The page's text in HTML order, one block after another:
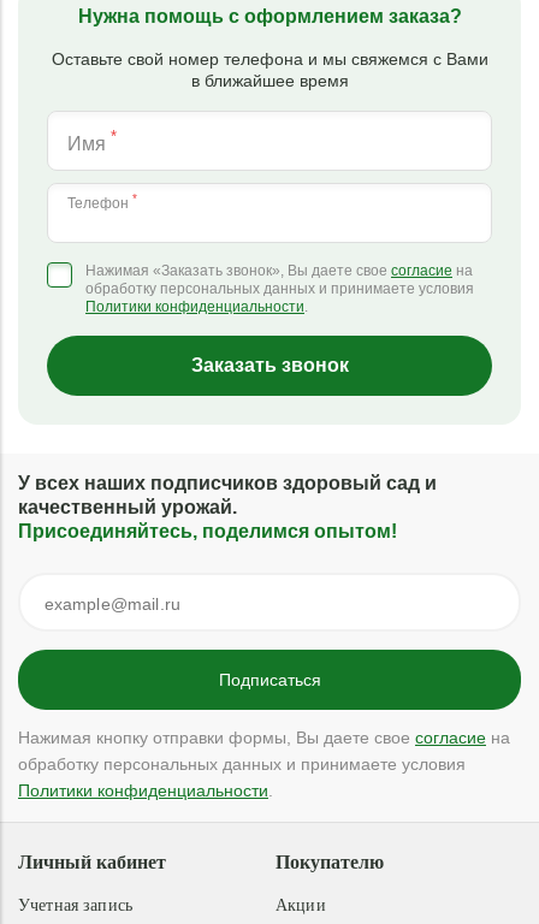
Нужна помощь с оформлением заказа?
Оставьте свой номер телефона и мы свяжемся с Вами
в ближайшее время
Имя *
Телефон *
Нажимая «Заказать звонок», Вы даете свое согласие на
обработку персональных данных и принимаете условия
Политики конфиденциальности.
Заказать звонок
У всех наших подписчиков здоровый сад и
качественный урожай.
Присоединяйтесь, поделимся опытом!
Нажимая кнопку отправки формы, Вы даете свое согласие на
обработку персональных данных и принимаете условия
Политики конфиденциальности
Покупателю
Акции
Личный кабинет
Учетная запись